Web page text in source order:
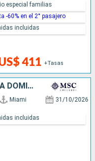
411 +Tasas
especial familias
-60% en el 2° pasajero
incluidas
ESTADOS UNIDOS, REPÚBLICA DOMINICANA, PUERTO RICO, BAHAMAS
Miami 31/10/2026
incluidas